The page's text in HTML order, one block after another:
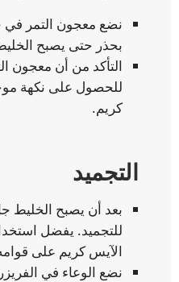
نضع معجون التمر في
بحذر حتى يصبح
التأكد من أن معجون
للحصول على نكهة
كريم.
التجميد
بعد أن يصبح الخليط
للتجميد. يفضل
الآيس كريم على قوامه